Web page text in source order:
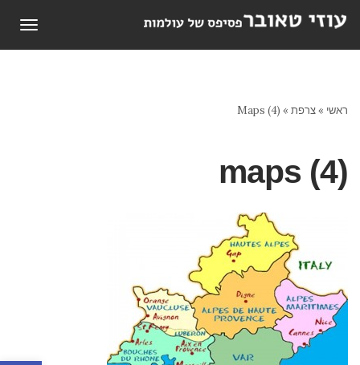
ראשי »צרפת »
Maps (4)
maps (4)